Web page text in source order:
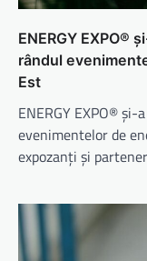
ENERGY EXPO®
rândul
Est
ENERGY EXPO®
evenimentelor de
expozanți și